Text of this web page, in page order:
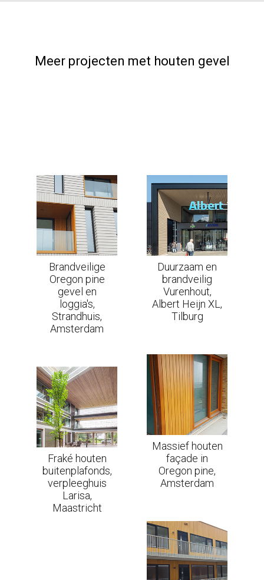
Meer projecten met houten gevel
Brandveilige
Oregon pine
gevel en
loggia's,
Strandhuis,
Amsterdam
Duurzaam en
brandveilig
Vurenhout,
Albert Heijn XL,
Tilburg
Massief houten
façade in
Oregon pine,
Amsterdam
Fraké houten
buitenplafonds,
verpleeghuis
Larisa,
Maastricht